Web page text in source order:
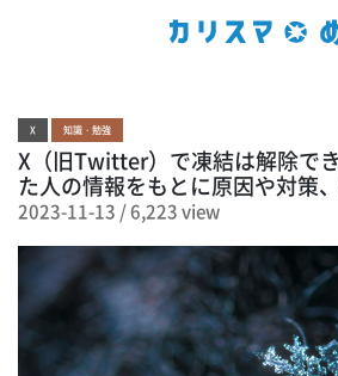
X 知識・勉強
X（旧Twitter）で凍結は解除で
た人の情報をもとに原因や対策
2023-11-13 /6,223 view